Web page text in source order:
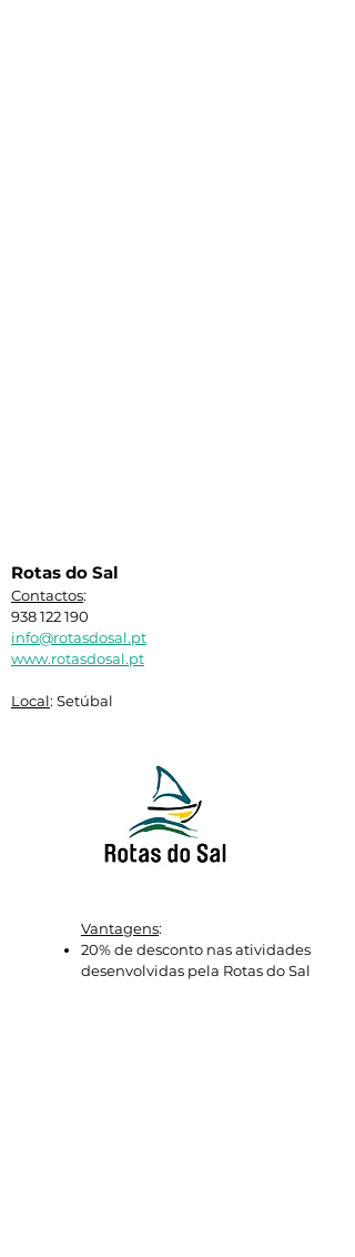
Rotas do Sal
Contactos:
938 122 190
info@rotasdosal.pt
www.rotasdosal.pt
Local: Setúbal
Vantagens:
20% de desconto nas atividades
desenvolvidas pela Rotas do Sal